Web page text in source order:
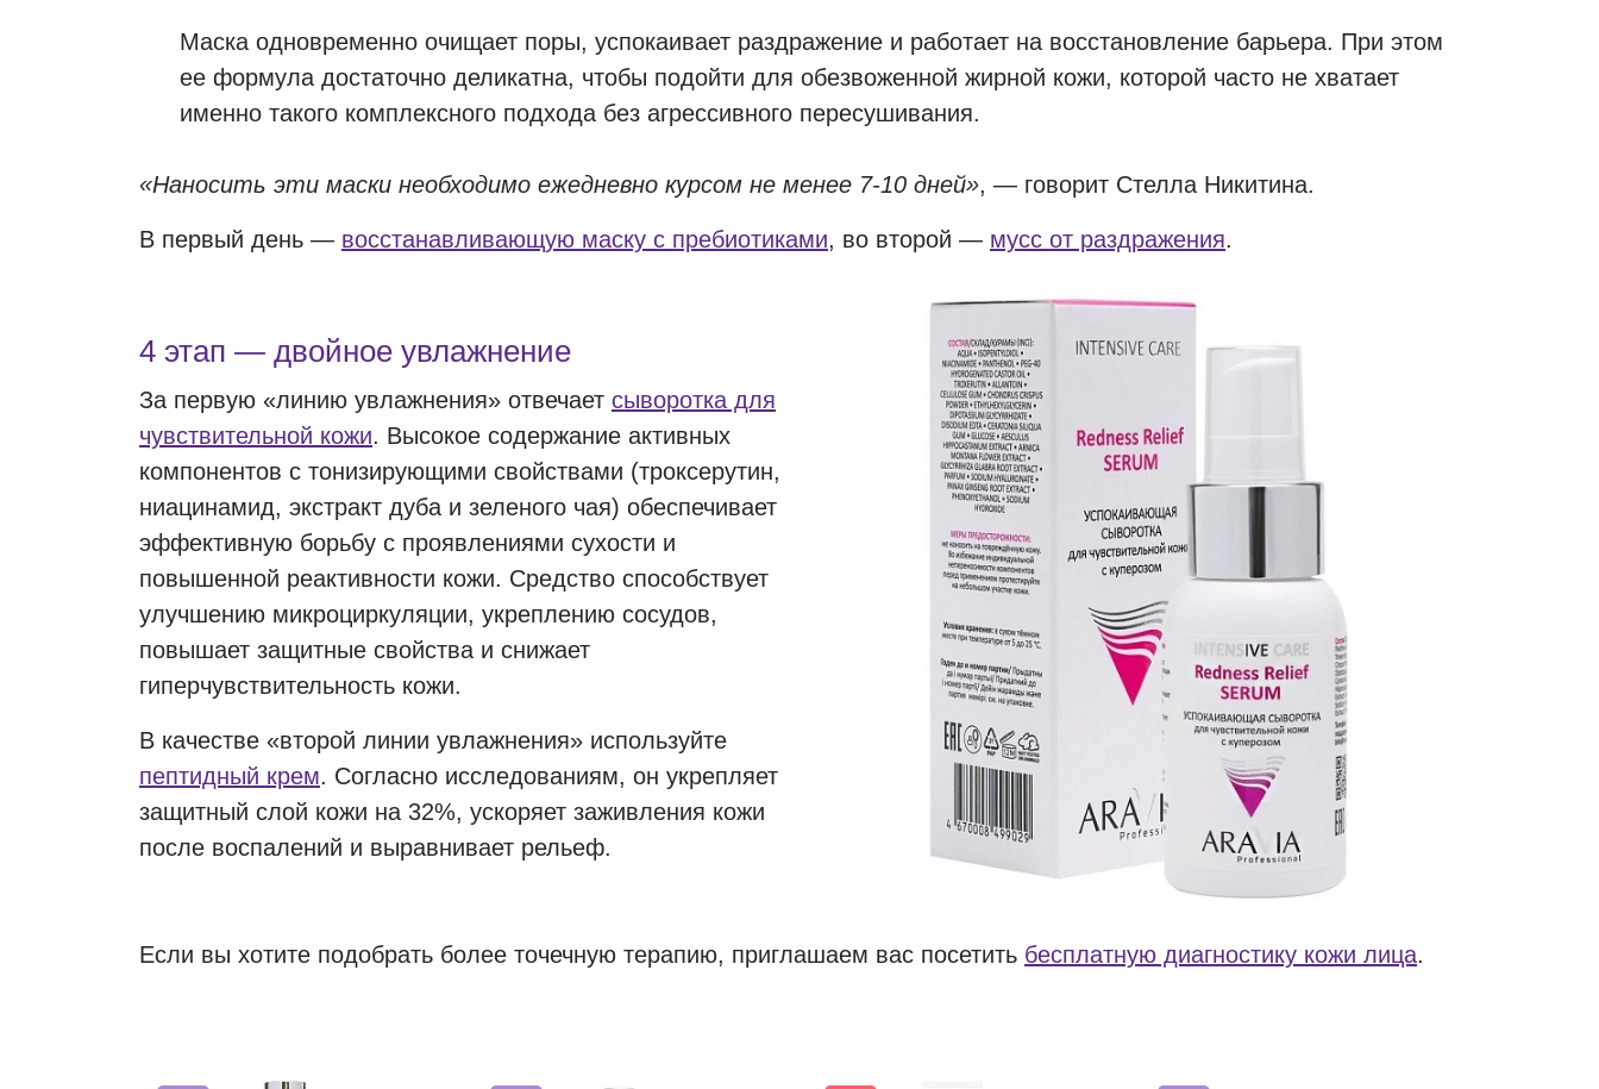
Маска одновременно очищает поры, успокаивает раздражение и работает на восстановление барьера. При этом
ее формула достаточно деликатна, чтобы подойти для обезвоженной жирной кожи, которой часто не хватает
именно такого комплексного подхода без агрессивного пересушивания.
«Наносить эти маски необходимо ежедневно курсом не менее 7-10 дней», — говорит Стелла Никитина.
В первый день — восстанавливающую маску с пребиотиками, во второй — мусс от раздражения.
4 этап — двойное увлажнение
За первую «линию увлажнения» отвечает сыворотка для
чувствительной кожи. Высокое содержание активных
компонентов с тонизирующими свойствами (троксерутин,
ниацинамид, экстракт дуба и зеленого чая) обеспечивает
эффективную борьбу с проявлениями сухости и
повышенной реактивности кожи. Средство способствует
улучшению микроциркуляции, укреплению сосудов,
повышает защитные свойства и снижает
гиперчувствительность кожи.
В качестве «второй линии увлажнения» используйте
пептидный крем. Согласно исследованиям, он укрепляет
защитный слой кожи на 32%, ускоряет заживления кожи
после воспалений и выравнивает рельеф.
Если вы хотите подобрать более точечную терапию, приглашаем вас посетить бесплатную диагностику кожи лица.